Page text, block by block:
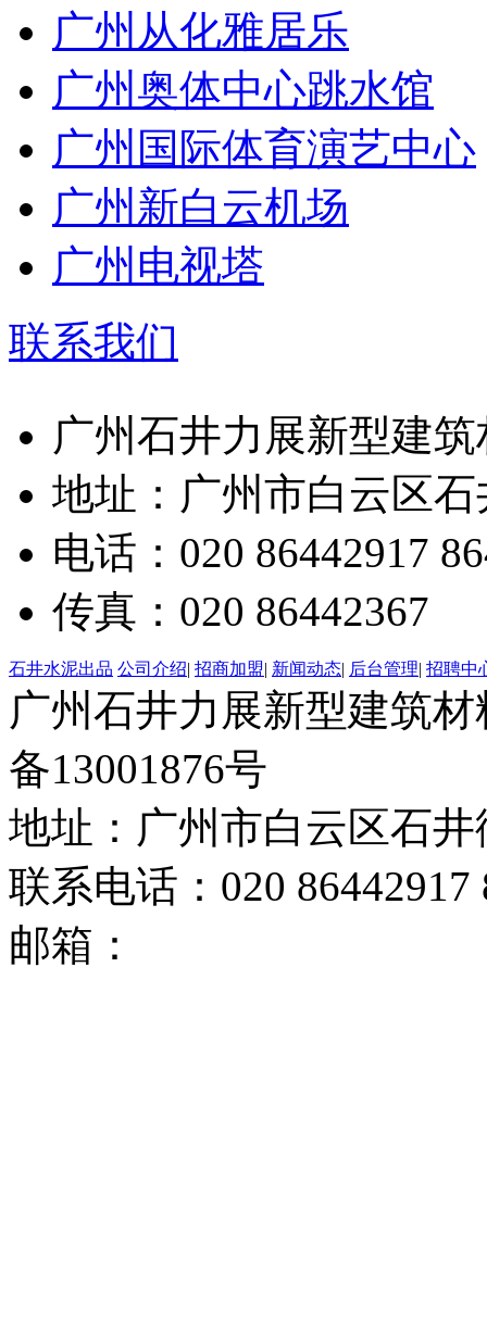
广州从化雅居乐
广州奥体中心跳水馆
广州国际体育演艺中心
广州新白云机场
广州电视塔
联系我们
广州石井力展新型建
地址：广州市白云区
电话：020 86442917
传真：020 86442367
石井水泥出品 公司介绍| 招商加盟| 新闻动态| 后台管理| 招聘中
广州石井力展新型建筑
备13001876号
地址：广州市白云区石井
联系电话：020 86442917
邮箱：